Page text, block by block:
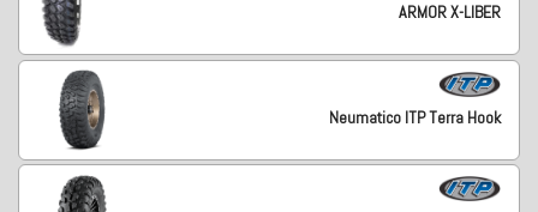
ARMOR X-LIBER
Neumatico ITP Terra Hook